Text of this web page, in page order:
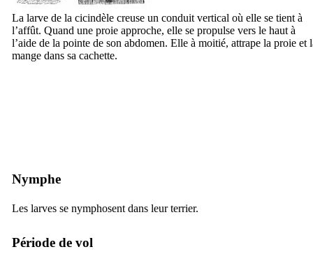
La larve de la cicindèle creuse un conduit vertical où elle se tient à
l’affût. Quand une proie approche, elle se propulse vers le haut à
l’aide de la pointe de son abdomen. Elle à moitié, attrape la proie et
mange dans sa cachette.
Nymphe
Les larves se nymphosent dans leur terrier.
Période de vol